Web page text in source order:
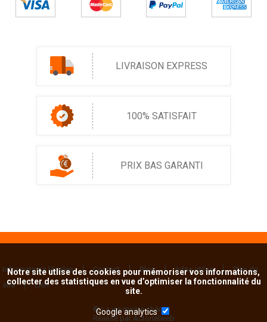
LIVRAISON EXPRESS
100% SATISFAIT
PRIX BAS GARANTI
Informations légales Contact Blog Infos utiles
Plan du
site
Lien
© La vie moins chère
Réalisé par Actorielweb
Notre site utlise des cookies pour mémoriser vos informations,
collecter des statistiques en vue d’optimiser la fonctionnalité du
site.
Google analytics